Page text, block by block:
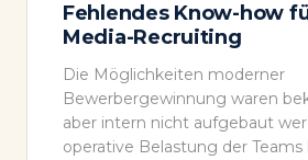
Fehlendes Know-how
Media-Recruiting
Die Möglichkeiten moderner
Bewerbergewinnung waren
aber intern nicht aufgebaut
operative Belastung der Teams